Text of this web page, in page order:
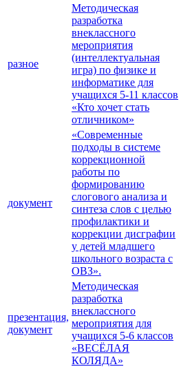
разное
Методическая
разработка
внеклассного
мероприятия
(интеллектуальная
игра) по физике и
информатике для
учащихся 5-11 классов
«Кто хочет стать
отличником»
документ
«Современные
подходы в системе
коррекционной
работы по
формированию
слогового анализа и
синтеза слов с целью
профилактики и
коррекции дисграфии
у детей младшего
школьного возраста с
ОВЗ».
презентация,
документ
Методическая
разработка
внеклассного
мероприятия для
учащихся 5-6 классов
«ВЕСЁЛАЯ
КОЛЯДА»